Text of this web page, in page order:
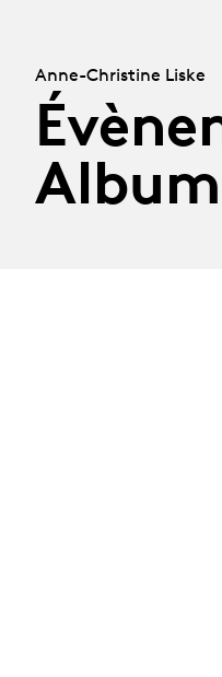
Anne-Christine Liske